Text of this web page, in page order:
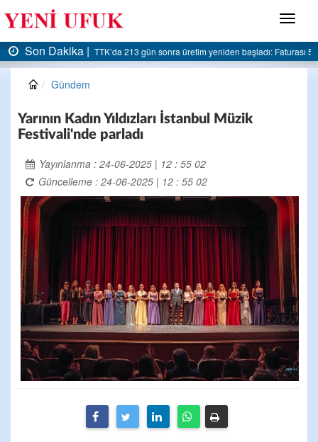
Menü
Son Dakika | AK Parti Ereğli İlçe Başkanlığı’ndan belediyeye sert
Gündem
Yarının Kadın Yıldızları İstanbul Müzik
Festivali'nde parladı
Yayınlanma : 24-06-2025 | 12 : 55 02
Güncelleme : 24-06-2025 | 12 : 55 02